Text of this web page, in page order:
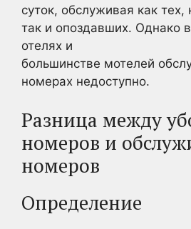
суток, обслуживая как тех,
так и опоздавших. Однако
отелях и
большинстве мотелей
номерах недоступно.
Разница между
номеров и
номеров
Определение